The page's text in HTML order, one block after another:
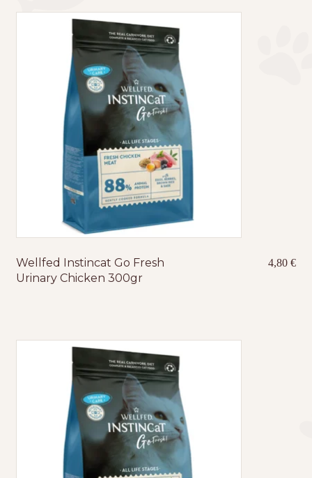
Wellfed Instincat Go Fresh
Urinary Chicken 300gr
4,80€